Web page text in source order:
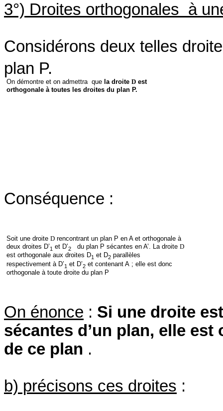
3°) Droites orthogonales à
Considérons deux telles
plan P.
On démontre et on admettra que la droite Dest
orthogonale à toutes les droites du plan P.
Conséquence :
Soit une droite Drencontrant un plan P en A et orthogonale à
deux droites D’1 et D’2 du plan P sécantes en A’. La droite D
est orthogonale aux droites D1 et D2parallèles
respectivement à D’1 et D’2et contenant A ; elle est donc
orthogonale à toute droite du plan P
On énonce : Si une droite
sécantes d’un plan, elle
de ce plan .
b) précisons ces droites :